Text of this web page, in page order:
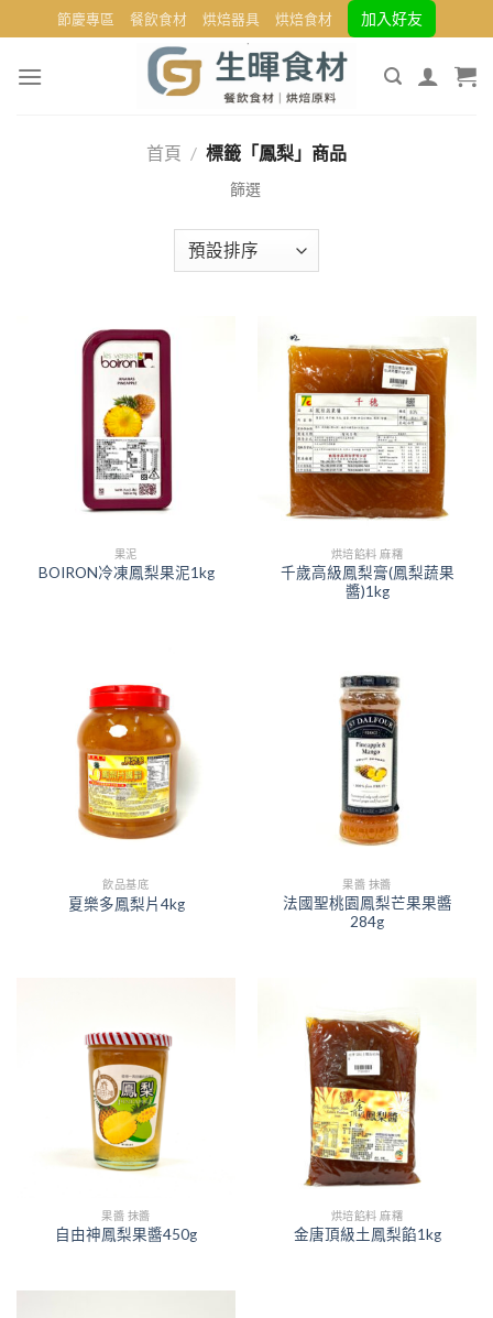
to
content
節慶專區 餐飲食材 烘焙器具 烘焙食材 加入好友
首頁 / 標籤「鳳梨」商品
果泥
BOIRON冷凍鳳梨果泥1kg
烘培餡料 麻糬
千歲高級鳳梨膏(鳳梨蔬果
醬)1kg
飲品基底
夏樂多鳳梨片4kg
果醬 抹醬
法國聖桃園鳳梨芒果果醬
284g
果醬 抹醬
自由神鳳梨果醬450g
烘培餡料 麻糬
金唐頂級土鳳梨餡1kg